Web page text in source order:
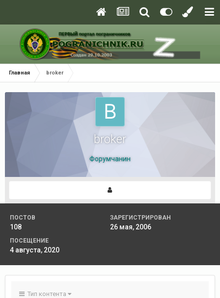
Главная broker
broker
Форумчанин
ПОСТОВ
108
ЗАРЕГИСТРИРОВАН
26 мая, 2006
ПОСЕЩЕНИЕ
4 августа, 2020
Тип контента